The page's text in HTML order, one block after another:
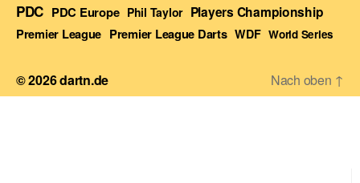
PDC PDC Europe Phil Taylor Players Championship
Premier League Premier League Darts WDF World Series
© 2026dartn.de Nach oben ↑